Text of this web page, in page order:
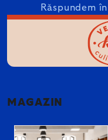
Răspundem
MAGAZIN